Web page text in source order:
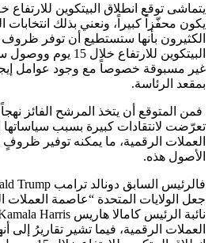
يكون محفّزاً كبيراً، ونعني بذلك انتخابات
الكثيرون بأنها ستستطيع أن توفر ظروف
البيتكوين للارتفاع
غير مسبوقة خصوصاً مع وجود عوامل
بمقعد الرئاسة.
فمن المتوقع أن يتخذ المرشح الفائز نهجاً
تعرّضت لانتقادات كبيرة بسبب
العملات الرقمية، ما يمكنه توفير ظروفٍ
الأصول هذه.
جعل الولايات المتحدة “عاصمة العملات
العملات الرقمية، فيما تشير تقاريرُ إلى